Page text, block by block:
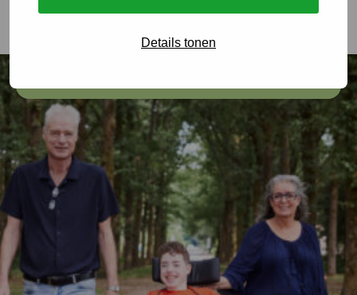
Details tonen
onderhandelingstafel